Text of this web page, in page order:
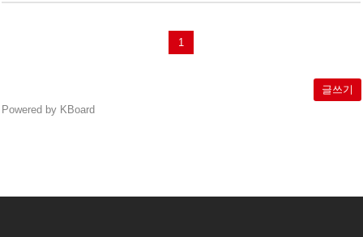
1
글쓰기
Powered by KBoard